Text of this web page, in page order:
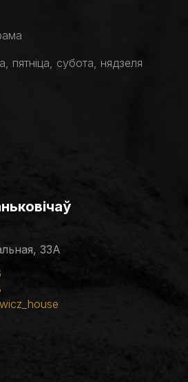
пятніца, субота, нядзеля
33А